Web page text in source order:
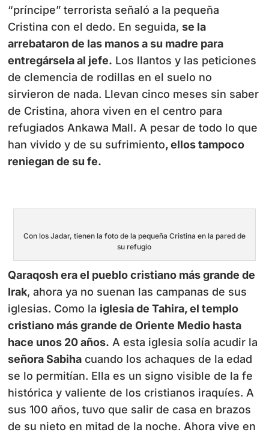
“príncipe” terrorista señaló a la pequeña
Cristina con el dedo. En seguida,se la
arrebataron de las manos a su madre para
entregársela al jefe. Los llantos y las peticiones
de clemencia de rodillas en el suelo no
sirvieron de nada. Llevan cinco meses sin saber
de Cristina, ahora viven en el centro para
refugiados Ankawa Mall. A pesar de todo lo que
han vivido y de su sufrimiento, ellos tampoco
reniegan de su fe.
Con los Jadar, tienen la foto de la pequeña Cristina en la pared de
su refugio
Qaraqosh era el pueblo cristiano más grande de
Irak, ahora ya no suenan las campanas de sus
iglesias. Como la iglesia de Tahira, el templo
cristiano más grande de Oriente Medio hasta
hace unos 20 años. A esta iglesia solía acudir la
señora Sabiha cuando los achaques de la edad
se lo permitían. Ella es un signo visible de la fe
histórica y valiente de los cristianos iraquíes. A
sus 100 años, tuvo que salir de casa en brazos
de su nieto en mitad de la noche. Ahora vive en